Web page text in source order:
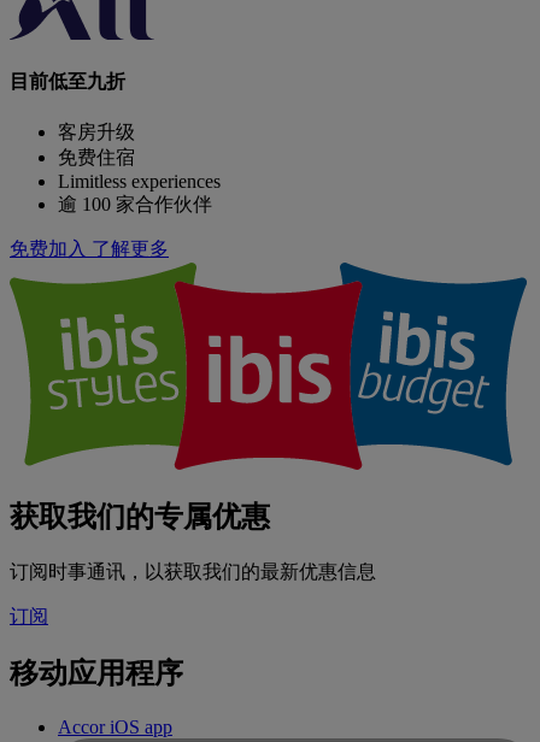
目前低至九折
客房升级
免费住宿
Limitless experiences
逾 100 家合作伙伴
免费加入 了解更多
获取我们的专属优惠
订阅时事通讯，以获取我们的最新优惠信息
订阅
移动应用程序
Accor iOS app